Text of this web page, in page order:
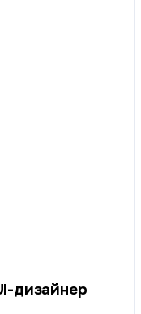
дизайнер